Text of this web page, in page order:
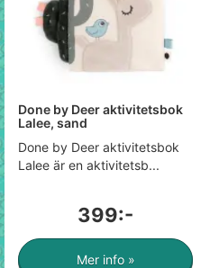
Done by Deer aktivitetsbok
Lalee, sand
Done by Deer aktivitetsbok
Lalee är en aktivitetsb...
399:-
Mer info »